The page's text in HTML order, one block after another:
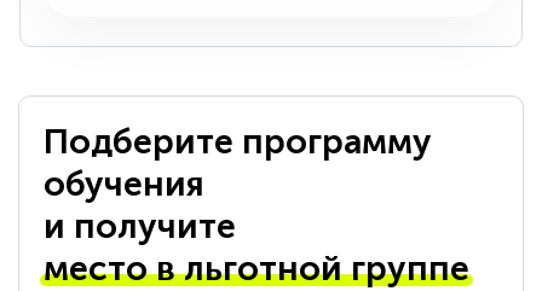
Подберите программу
обучения
и получите
место в льготной группе